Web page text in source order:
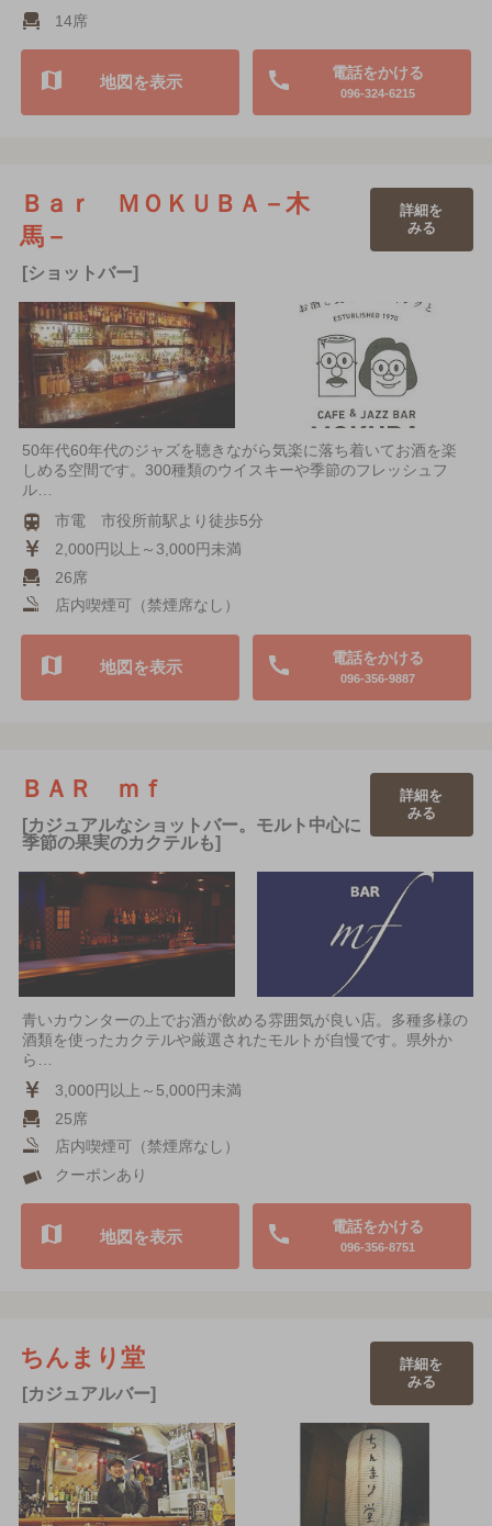
14席
電話をかける
096-324-6215
地図を表示
Ｂａｒ ＭＯＫＵＢＡ－木
馬－
[ショットバー]
詳細を
みる
50年代60年代のジャズを聴きながら気楽に落ち着いてお酒を楽
しめる空間です。300種類のウイスキーや季節のフレッシュフ
ル…
市電 市役所前駅より徒歩5分
2,000円以上～3,000円未満
26席
店内喫煙可（禁煙席なし）
電話をかける
096-356-9887
地図を表示
ＢＡＲ ｍｆ
[カジュアルなショットバー。モルト中心に
季節の果実のカクテルも]
詳細を
みる
青いカウンターの上でお酒が飲める雰囲気が良い店。多種多様の
酒類を使ったカクテルや厳選されたモルトが自慢です。県外か
ら…
3,000円以上～5,000円未満
25席
店内喫煙可（禁煙席なし）
クーポンあり
電話をかける
096-356-8751
地図を表示
ちんまり堂
[カジュアルバー]
詳細を
みる